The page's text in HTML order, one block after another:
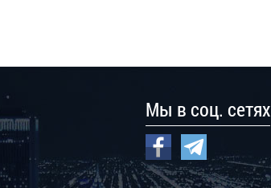
Мы в соц. сетях